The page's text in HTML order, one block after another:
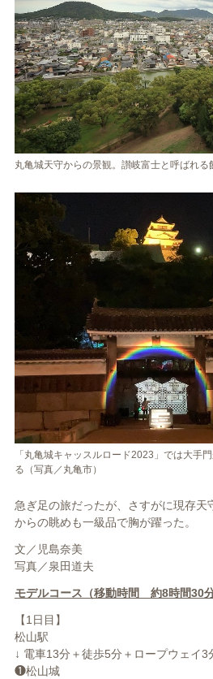
丸亀城天守からの景観。讃岐富士と呼ばれる
「丸亀城キャッスルロード2023」では大手
る（写真／丸亀市）
急ぎ足の旅だったが、さすがに現存天
からの眺めも一級品で胸が躍った。
文／児島奈美
写真／泉田道夫
モデルコース（移動時間 約8時間30分
【1日目】
松山駅
↓ 電車13分＋徒歩5分＋ロープウェイ3
❶松山城